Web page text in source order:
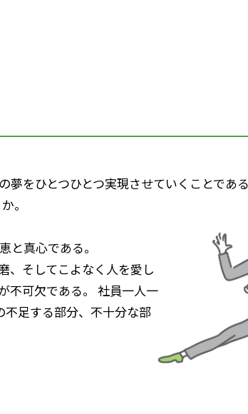
をひとつひとつ実現させていくことであ
。
と真心である。
、そしてこよなく人を愛し
不可欠である。 社員一人一
不足する部分、不十分な部